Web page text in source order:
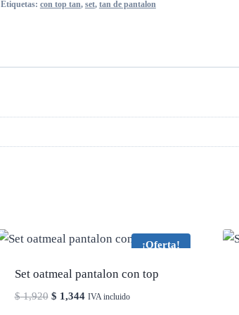
Etiquetas: con top tan, set, tan de pantalon
¡Oferta!
Set oatmeal pantalon con top
$1,920 El
$ 1,344ElIVA incluido